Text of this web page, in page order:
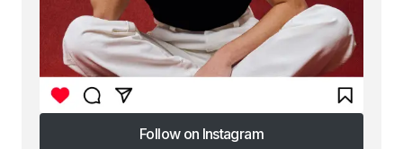
Follow on Instagram